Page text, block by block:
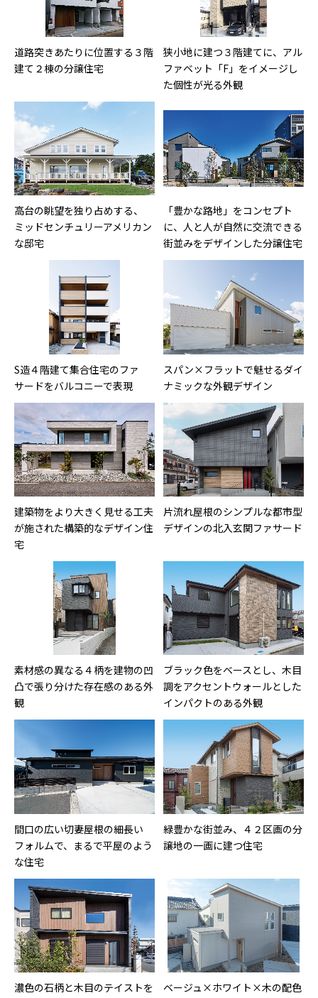
道路突きあたりに位置する３階
建て２棟の分譲住宅
狭小地に建つ３階建てに、アル
ファベット「F」をイメージし
た個性が光る外観
高台の眺望を独り占めする、
ミッドセンチュリーアメリカン
な邸宅
「豊かな路地」をコンセプト
に、人と人が自然に交流できる
街並みをデザインした分譲住宅
S造４階建て集合住宅のファ
サードをバルコニーで表現
スパン×フラットで魅せるダイ
ナミックな外観デザイン
建築物をより大きく見せる工夫
が施された構築的なデザイン住
宅
片流れ屋根のシンプルな都市型
デザインの北入玄関ファサード
素材感の異なる４柄を建物の凹
凸で張り分けた存在感のある外
観
ブラック色をベースとし、木目
調をアクセントウォールとした
インパクトのある外観
間口の広い切妻屋根の細長い
フォルムで、まるで平屋のよう
な住宅
緑豊かな街並み、４２区画の分
譲地の一画に建つ住宅
濃色の石柄と木目のテイストを
ベージュ×ホワイト×木の配色